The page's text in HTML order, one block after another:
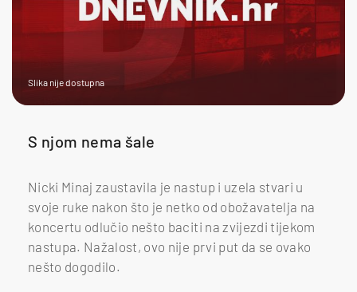
Slika nije dostupna
S njom nema šale
Nicki Minaj zaustavila je nastup i uzela stvari u
svoje ruke nakon što je netko od obožavatelja na
koncertu odlučio nešto baciti na zvijezdi tijekom
nastupa. Nažalost, ovo nije prvi put da se ovako
nešto dogodilo.